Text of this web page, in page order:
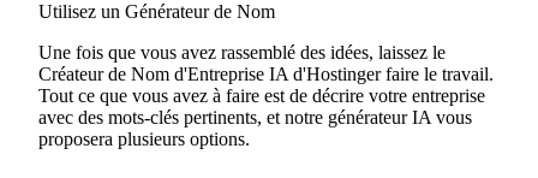
Utilisez un Générateur de Nom
Une fois que vous avez rassemblé des idées, laissez le
Créateur de Nom d'Entreprise IA d'Hostinger faire le travail.
Tout ce que vous avez à faire est de décrire votre entreprise
avec des mots-clés pertinents, et notre générateur IA vous
proposera plusieurs options.